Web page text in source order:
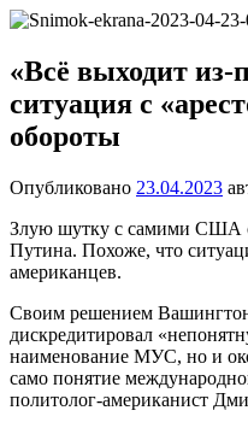
Перейти
содержимому
один
сайт
на
WordPress
«Всё выходит из-
ситуация с
обороты
Опубликовано 23.04.2023
Злую шутку с самими США
Путина. Похоже, что
американцев.
Своим решением
дискредитировал
наименование МУС, но и
само понятие
политолог-американист